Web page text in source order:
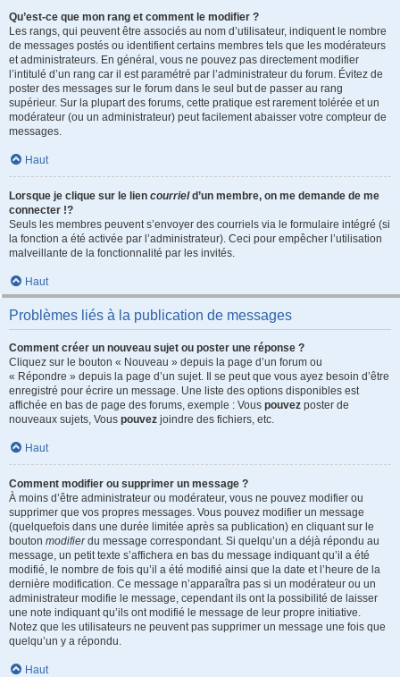
Qu’est-ce que mon rang et comment le modifier ?
Les rangs, qui peuvent être associés au nom d’utilisateur, indiquent le nombre
de messages postés ou identifient certains membres tels que les modérateurs
et administrateurs. En général, vous ne pouvez pas directement modifier
l’intitulé d’un rang car il est paramétré par l’administrateur du forum. Évitez de
poster des messages sur le forum dans le seul but de passer au rang
supérieur. Sur la plupart des forums, cette pratique est rarement tolérée et un
modérateur (ou un administrateur) peut facilement abaisser votre compteur de
messages.
Haut
Lorsque je clique sur le lien courrield’un membre, on me demande de me
connecter !?
Seuls les membres peuvent s’envoyer des courriels via le formulaire intégré (si
la fonction a été activée par l’administrateur). Ceci pour empêcher l’utilisation
malveillante de la fonctionnalité par les invités.
Haut
Problèmes liés à la publication de messages
Comment créer un nouveau sujet ou poster une réponse ?
Cliquez sur le bouton « Nouveau » depuis la page d’un forum ou
« Répondre » depuis la page d’un sujet. Il se peut que vous ayez besoin d’être
enregistré pour écrire un message. Une liste des options disponibles est
affichée en bas de page des forums, exemple : Vous pouvez poster de
nouveaux sujets, Vous pouvez joindre des fichiers, etc.
Haut
Comment modifier ou supprimer un message ?
À moins d’être administrateur ou modérateur, vous ne pouvez modifier ou
supprimer que vos propres messages. Vous pouvez modifier un message
(quelquefois dans une durée limitée après sa publication) en cliquant sur le
bouton modifierdu message correspondant. Si quelqu’un a déjà répondu au
message, un petit texte s’affichera en bas du message indiquant qu’il a été
modifié, le nombre de fois qu’il a été modifié ainsi que la date et l’heure de la
dernière modification. Ce message n’apparaîtra pas si un modérateur ou un
administrateur modifie le message, cependant ils ont la possibilité de laisser
une note indiquant qu’ils ont modifié le message de leur propre initiative.
Notez que les utilisateurs ne peuvent pas supprimer un message une fois que
quelqu’un y a répondu.
Haut